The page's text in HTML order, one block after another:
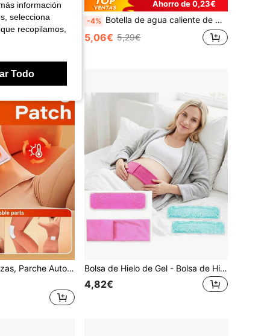
Ahorro de 0,23€
-4% Botella de agua caliente de peluche con diseño de dibujos animados, bolsa de agua caliente gruesa y cálida para sostener con la mano, regalo de San Valentín, Navidad, cumpleaños para mujeres, novio/novia
5,06€ 5,29€
y Diario, Material de Hierro, Sin Baterías Requeridas, Cálido, Adecuado para Uso al Aire Libre y Diario, Material de Hierro, Sin Baterías Requeridas
Bolsa de Hielo de Gel - Bolsa de Hielo Postparto, Bolsa de Hielo Perineal, Bolsa de Hielo de Gel Reutilizable Caliente & Fría, Perfecta para Enfriar, Regalo Postparto Ideal, Regalo de Embarazo, Esencial Postparto
4,82€
información
selecciona
recopilamos,
Todo